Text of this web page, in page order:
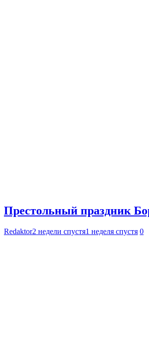
Престольный праздник
Redaktor2 недели спустя1 неделя спустя 0